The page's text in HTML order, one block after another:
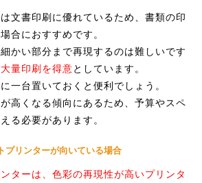
文書印刷に優れているため、書類の印
合におすすめです。
かい部分まで再現するのは難しいです
量印刷を得意としています。
一台置いておくと便利でしょう。
高くなる傾向にあるため、予算やスペ
る必要があります。
プリンターが向いている場合
ターは、色彩の再現性が高いプリンタ